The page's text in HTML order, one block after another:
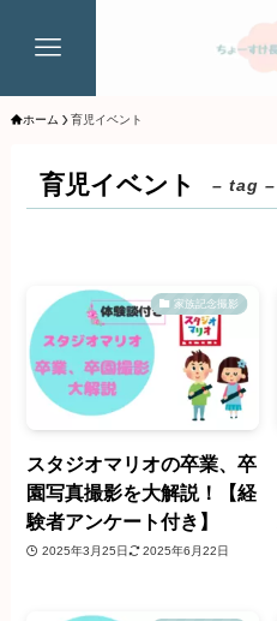
ホーム 育児イベント
育児イベント – tag –
家族記念撮影
スタジオマリオの卒業、卒
園写真撮影を大解説！【経
験者アンケート付き】
2025年3月25日 2025年6月22日